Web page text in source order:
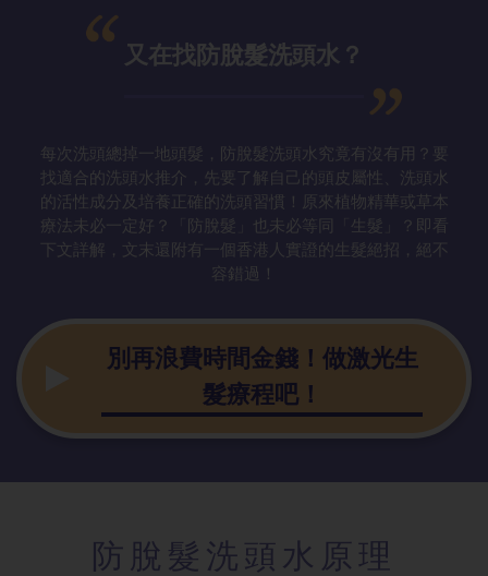
又在找防脫髮洗頭水？
每次洗頭總掉一地頭髮，防脫髮洗頭水究竟有沒有用？要
找適合的洗頭水推介，先要了解自己的頭皮屬性、洗頭水
的活性成分及培養正確的洗頭習慣！原來植物精華或草本
療法未必一定好？「防脫髮」也未必等同「生髮」？即看
下文詳解，文末還附有一個香港人實證的生髮絕招，絕不
容錯過！
別再浪費時間金錢！做激光生
髮療程吧！
防脫髮洗頭水原理